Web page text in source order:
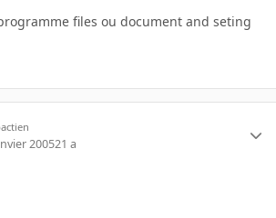
files ou document and seting
200521 a